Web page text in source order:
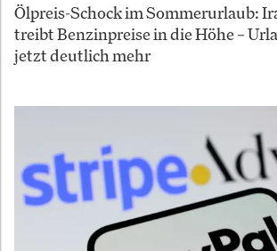
Ölpreis-Schock im Sommerurlaub:
treibt Benzinpreise in die Höhe –
jetzt deutlich mehr